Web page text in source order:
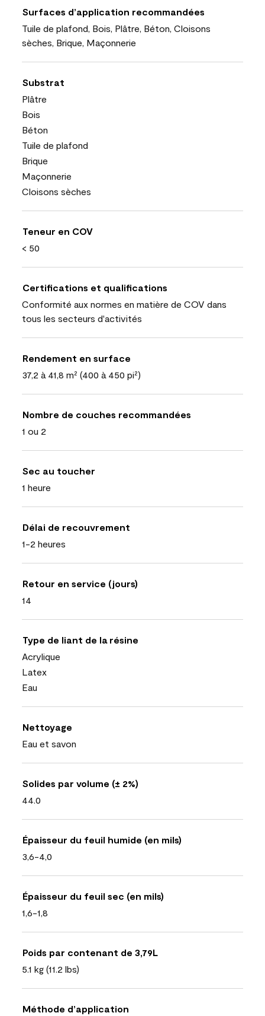
Surfaces d’application recommandées
Tuile de plafond, Bois, Plâtre, Béton, Cloisons
sèches, Brique, Maçonnerie
Substrat
Plâtre
Bois
Béton
Tuile de plafond
Brique
Maçonnerie
Cloisons sèches
Teneur en COV
< 50
Certifications et qualifications
Conformité aux normes en matière de COV dans
tous les secteurs d'activités
Rendement en surface
37,2 à 41,8 m² (400 à 450 pi²)
Nombre de couches recommandées
1 ou 2
Sec au toucher
1 heure
Délai de recouvrement
1-2 heures
Retour en service (jours)
14
Type de liant de la résine
Acrylique
Latex
Eau
Nettoyage
Eau et savon
Solides par volume (± 2%)
44.0
Épaisseur du feuil humide (en mils)
3,6-4,0
Épaisseur du feuil sec (en mils)
1,6-1,8
Poids par contenant de 3,79L
5.1 kg (11.2 lbs)
Méthode d’application